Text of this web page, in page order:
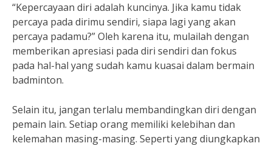
“Kepercayaan diri adalah kuncinya. Jika kamu tidak
percaya pada dirimu sendiri, siapa lagi yang akan
percaya padamu?” Oleh karena itu, mulailah dengan
memberikan apresiasi pada diri sendiri dan fokus
pada hal-hal yang sudah kamu kuasai dalam bermain
badminton.
Selain itu, jangan terlalu membandingkan diri dengan
pemain lain. Setiap orang memiliki kelebihan dan
kelemahan masing-masing. Seperti yang diungkapkan